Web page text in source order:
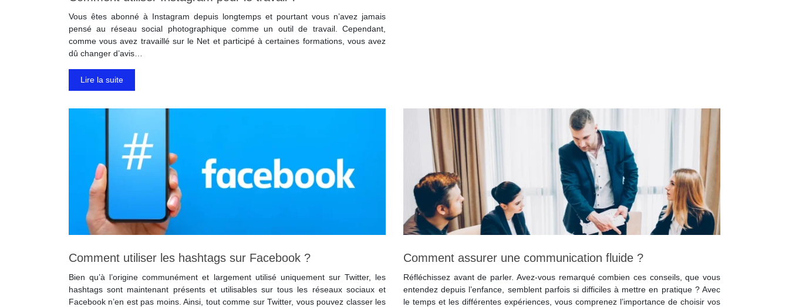
Vous êtes abonné à Instagram depuis longtemps et pourtant vous n’avez jamais
pensé au réseau social photographique comme un outil de travail. Cependant,
comme vous avez travaillé sur le Net et participé à certaines formations, vous avez
dû changer d’avis…
Lire la suite
Comment utiliser les hashtags sur Facebook ?
Bien qu’à l’origine communément et largement utilisé uniquement sur Twitter, les
hashtags sont maintenant présents et utilisables sur tous les réseaux sociaux et
Facebook n’en est pas moins. Ainsi, tout comme sur Twitter, vous pouvez classer les
Comment assurer une communication fluide ?
Réfléchissez avant de parler. Avez-vous remarqué combien ces conseils, que vous
entendez depuis l’enfance, semblent parfois si difficiles à mettre en pratique ? Avec
le temps et les différentes expériences, vous comprenez l’importance de choisir vos